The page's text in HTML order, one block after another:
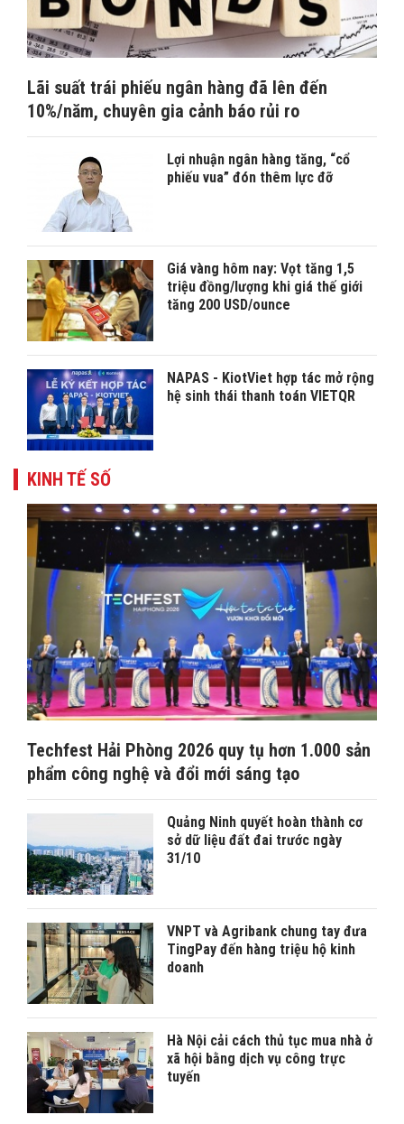
Lãi suất trái phiếu ngân hàng đã lên đến
10%/năm, chuyên gia cảnh báo rủi ro
Lợi nhuận ngân hàng tăng, “cổ
phiếu vua” đón thêm lực đỡ
Giá vàng hôm nay: Vọt tăng 1,5
triệu đồng/lượng khi giá thế giới
tăng 200 USD/ounce
NAPAS - KiotViet hợp tác mở rộng
hệ sinh thái thanh toán VIETQR
KINH TẾ SỐ
Techfest Hải Phòng 2026 quy tụ hơn 1.000 sản
phẩm công nghệ và đổi mới sáng tạo
Quảng Ninh quyết hoàn thành cơ
sở dữ liệu đất đai trước ngày
31/10
VNPT và Agribank chung tay đưa
TingPay đến hàng triệu hộ kinh
doanh
Hà Nội cải cách thủ tục mua nhà ở
xã hội bằng dịch vụ công trực
tuyến